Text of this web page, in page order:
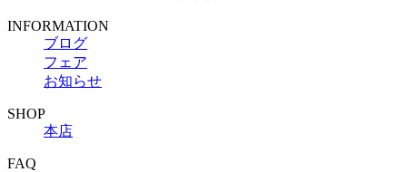
INFORMATION
ブログ
フェア
お知らせ
SHOP
本店
FAQ